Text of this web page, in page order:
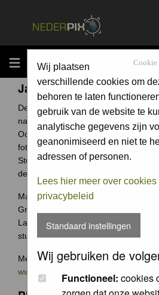
MENU Cookie
Wij plaatsen
verschillende cookies om
behoren te laten
gebruik van de website te
analytische gegevens zijn
geanonimiseerd en niet te
adressen of personen.
Lees hier meer over cookies
privacybeleid
Standaard instellingen
Wij gebruiken de
Functioneel: cookies
Jaarcompetitie
De Groene Camera is een
natuurfotograaf uit Nederland en
Ook jouw foto archief bevat
foto's waar je trots op bent.
Stuur ze in en wie weet win jij de
de vele andere prijzen.
Maak je je meeste foto's in
Groene Camera helemaal bij jou.
Laat je mooiste foto's niet
stuur je foto's in voor de Groene
Meer weten over deze wedstrijd ga
www.groenecamera.nl